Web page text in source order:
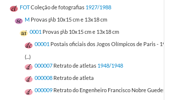
FOTColeção de fotografias 1927/1988
M Provas p\b 10x15 cm e 13x18 cm
0001 Provas p\b 10x15 cm e 13x18 cm
00001 Postais oficiais dos Jogos Olímpicos de Paris - 1924
(...)
000007 Retrato de atletas 1948/1948
000008 Retrato de atleta
000009 Retrato do Engenheiro Francisco Nobre Guedes